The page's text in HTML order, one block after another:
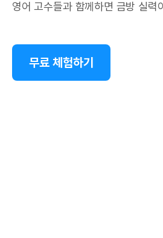
영어 고수들과 함께하면 금방 실력
무료 체험하기